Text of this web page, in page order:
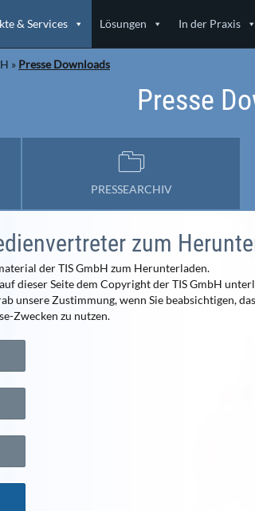
& Services Lösungen In der Praxis
» Presse Downloads
Presse
PRESSEARCHIV
zum
der TIS GmbH zum Herunterladen.
dieser Seite dem Copyright der TIS GmbH
unsere Zustimmung, wenn Sie beabsichtigen,
Zwecken zu nutzen.